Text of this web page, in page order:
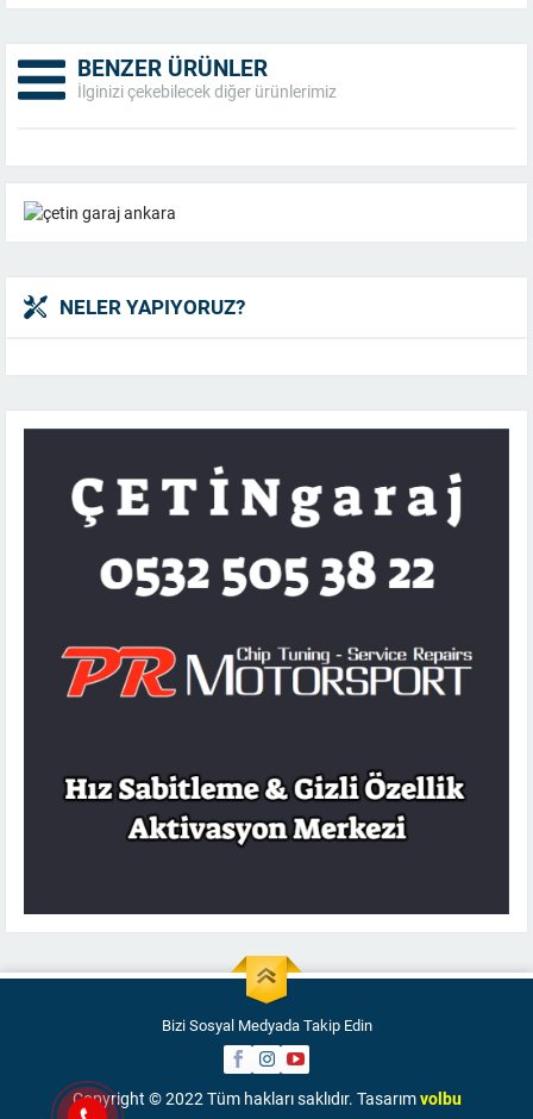
BENZER ÜRÜNLER
İlginizi çekebilecek diğer ürünlerimiz
NELER YAPIYORUZ?
Bizi Sosyal Medyada Takip Edin
Copyright © 2022 Tüm hakları saklıdır. Tasarımvolbu